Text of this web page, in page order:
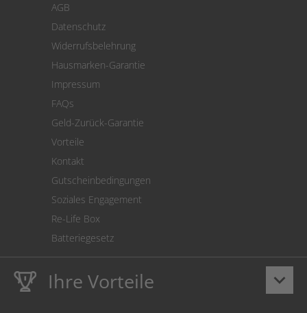
Cookie Einstellungen
AGB
Datenschutz
Widerrufsbelehrung
Hausmarken-Garantie
Impressum
FAQs
Geld-Zurück-Garantie
Vorteile
Kontakt
Gutscheinbedingungen
Soziales Engagement
Re-Life Box
Batteriegesetz
keyboard_arrow_down
Ihre Vorteile